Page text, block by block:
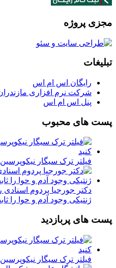
مجزی پروژه
تبلیغات
رایگان اس ام اس
شرکت نرم افزاری
پنل اس ام اس
پست های محبوب
فیلتر ترک سیگار
دکتر جورجیا پردوم
ژنتیکی وجود آدم و حوا را
پست های پربازدید
فیلتر ترک سیگار